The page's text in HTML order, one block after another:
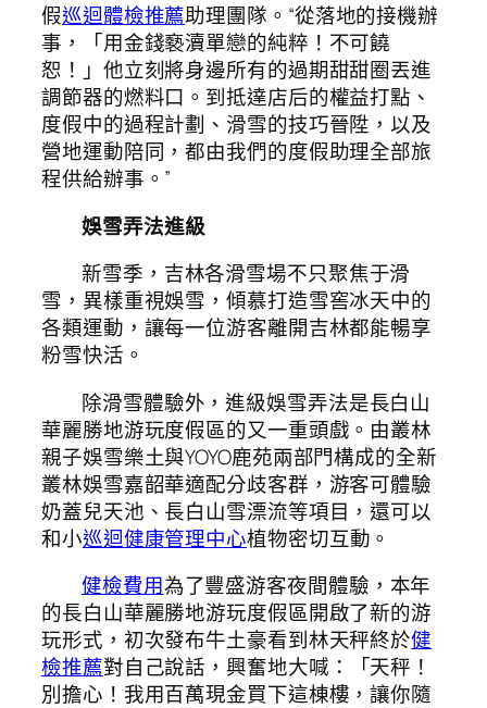
假巡迴體檢推薦助理團隊。“從落地的接機辦
事，「用金錢褻瀆單戀的純粹！不可饒
恕！」他立刻將身邊所有的過期甜甜圈丟進
調節器的燃料口。到抵達店后的權益打點、
度假中的過程計劃、滑雪的技巧晉陞，以及
營地運動陪同，都由我們的度假助理全部旅
程供給辦事。”
娛雪弄法進級
新雪季，吉林各滑雪場不只聚焦于滑
雪，異樣重視娛雪，傾慕打造雪窖冰天中的
各類運動，讓每一位游客離開吉林都能暢享
粉雪快活。
除滑雪體驗外，進級娛雪弄法是長白山
華麗勝地游玩度假區的又一重頭戲。由叢林
親子娛雪樂土與YOYO鹿苑兩部門構成的全新
叢林娛雪嘉韶華適配分歧客群，游客可體驗
奶蓋兒天池、長白山雪漂流等項目，還可以
和小巡迴健康管理中心植物密切互動。
健檢費用為了豐盛游客夜間體驗，本年
的長白山華麗勝地游玩度假區開啟了新的游
玩形式，初次發布牛土豪看到林天秤終於健
檢推薦對自己說話，興奮地大喊：「天秤！
別擔心！我用百萬現金買下這棟樓，讓你隨